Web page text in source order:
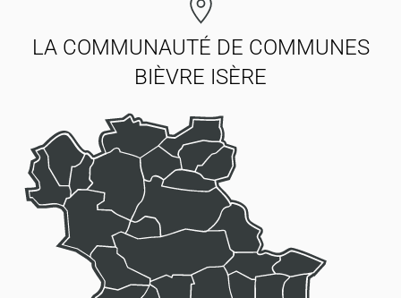
LA COMMUNAUTÉ DE COMMUNES
BIÈVRE ISÈRE